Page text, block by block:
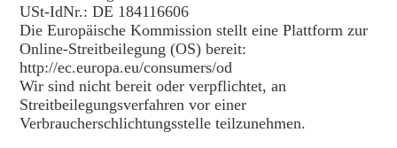
USt-IdNr.: DE 184116606
Die Europäische Kommission stellt eine Plattform zur
Online-Streitbeilegung (OS) bereit:
http://ec.europa.eu/consumers/od
Wir sind nicht bereit oder verpflichtet, an
Streitbeilegungsverfahren vor einer
Verbraucherschlichtungsstelle teilzunehmen.